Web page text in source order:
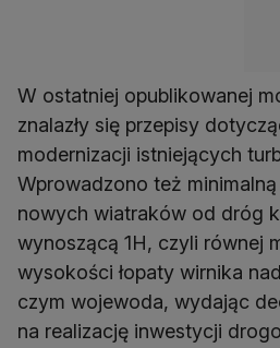
W ostatniej opublikowanej
znalazły się przepisy
modernizacji istniejących
Wprowadzono też
nowych wiatraków od dróg
wynoszącą 1H, czyli równej
wysokości łopaty wirnika
czym wojewoda, wydając
na realizację inwestycji